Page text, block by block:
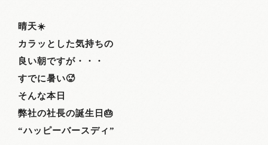
晴天☀️
カラッとした気持ちの
良い朝ですが・・・
すでに暑い🥵
そんな本日
弊社の社長の誕生日🎂
“ハッピーバースディ”